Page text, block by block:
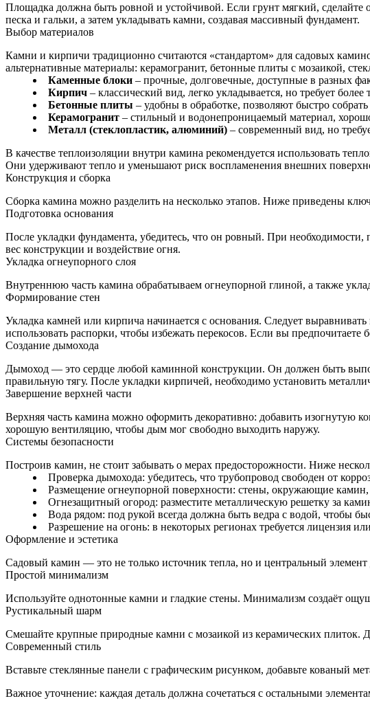
Площадка должна быть ровной и устойчивой. Если грунт мягкий,
песка и гальки, а затем укладывать камни, создавая массивный фундамент.
Выбор материалов
Камни и кирпичи традиционно считаются «стандартом» для садовых
альтернативные материалы: керамогранит, бетонные плиты с мозаикой,
Каменные блоки – прочные, долговечные, доступные в разных
Кирпич – классический вид, легко укладывается, но требует более
Бетонные плиты – удобны в обработке, позволяют быстро
Керамогранит – стильный и водонепроницаемый материал,
Металл (стеклопластик, алюминий) – современный вид, но
В качестве теплоизоляции внутри камина рекомендуется использовать
Они удерживают тепло и уменьшают риск воспламенения внешних
Конструкция и сборка
Сборка камина можно разделить на несколько этапов. Ниже приведены
Подготовка основания
После укладки фундамента, убедитесь, что он ровный. При
вес конструкции и воздействие огня.
Укладка огнеупорного слоя
Внутреннюю часть камина обрабатываем огнеупорной глиной, а также
Формирование стен
Укладка камней или кирпича начинается с основания. Следует
использовать распорки, чтобы избежать перекосов. Если вы
Создание дымохода
Дымоход — это сердце любой каминной конструкции. Он должен быть
правильную тягу. После укладки кирпичей, необходимо установить
Завершение верхней части
Верхняя часть камина можно оформить декоративно: добавить изогнутую
хорошую вентиляцию, чтобы дым мог свободно выходить наружу.
Системы безопасности
Построив камин, не стоит забывать о мерах предосторожности. Ниже
Проверка дымохода: убедитесь, что трубопровод свободен от
Размещение огнеупорной поверхности: стены, окружающие
Огнезащитный огород: разместите металлическую решетку за
Вода рядом: под рукой всегда должна быть ведра с водой, чтобы
Разрешение на огонь: в некоторых регионах требуется лицензия
Оформление и эстетика
Садовый камин — это не только источник тепла, но и центральный
Простой минимализм
Используйте однотонные камни и гладкие стены. Минимализм создаёт
Рустикальный шарм
Смешайте крупные природные камни с мозаикой из керамических плиток.
Современный стиль
Вставьте стеклянные панели с графическим рисунком, добавьте кованый
Важное уточнение: каждая деталь должна сочетаться с остальными